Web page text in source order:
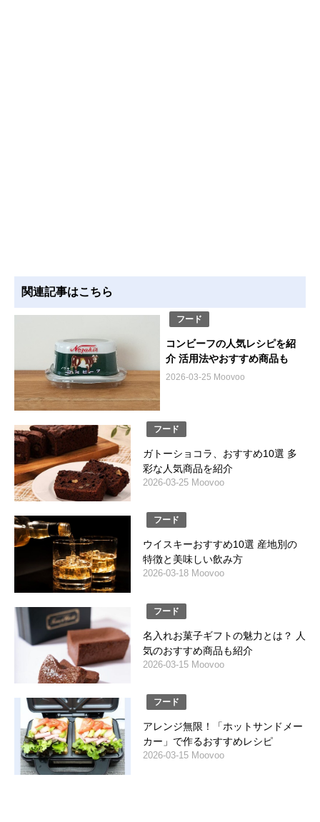
関連記事はこちら
フード
コンビーフの人気レシピを紹
介 活用法やおすすめ商品も
2026-03-25 Moovoo
フード
ガトーショコラ、おすすめ10選 多
彩な人気商品を紹介
2026-03-25 Moovoo
フード
ウイスキーおすすめ10選 産地別の
特徴と美味しい飲み方
2026-03-18 Moovoo
フード
名入れお菓子ギフトの魅力とは？ 人
気のおすすめ商品も紹介
2026-03-15 Moovoo
フード
アレンジ無限！「ホットサンドメー
カー」で作るおすすめレシピ
2026-03-15 Moovoo